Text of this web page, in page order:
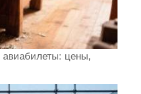
авиабилеты: цены,